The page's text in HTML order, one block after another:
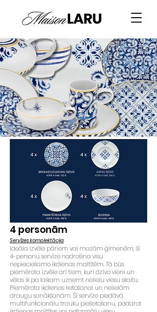
Pilns kolekcijas pārskats ar cenām
4 personām
Servīzes komplektācija
Ideāla izvēle pāriem vai mazām ģimenēm, šī
4-personu servīze nodrošina visu
nepieciešamo ikdienas maltītēm. Tā būs
piemērota izvēle arī tiem, kuri dzīvo vieni un
vēlas ik pa laikam uzņemt nelielu viesu skaitu.
Piemērota ikdienas lietošanai un nelielām
draugu sanākšanām. Šī servīze piedāvā
multifunkcionālu trauku pielietošanu, padarot